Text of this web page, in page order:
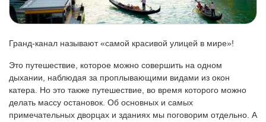
Гранд-канал называют «самой красивой улицей в мире»!
Это путешествие, которое можно совершить на одном
дыхании, наблюдая за проплывающими видами из окон
катера. Но это также путешествие, во время которого можно
делать массу остановок. Об основных и самых
примечательных дворцах и зданиях мы поговорим отдельно. А